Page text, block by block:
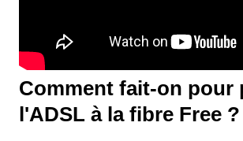
Comment fait-on pour
l'ADSL à la fibre Free ?